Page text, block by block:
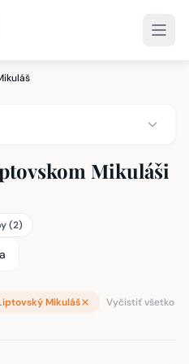
Mikuláši
(2)
Mikuláš Vyčistiť všetko